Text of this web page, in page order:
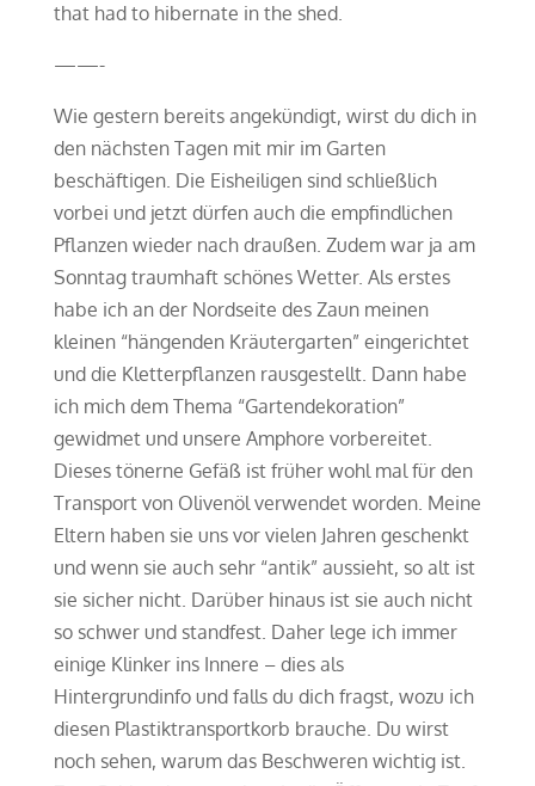
that had to hibernate in the shed.
——-
Wie gestern bereits angekündigt, wirst du dich in
den nächsten Tagen mit mir im Garten
beschäftigen. Die Eisheiligen sind schließlich
vorbei und jetzt dürfen auch die empfindlichen
Pflanzen wieder nach draußen. Zudem war ja am
Sonntag traumhaft schönes Wetter. Als erstes
habe ich an der Nordseite des Zaun meinen
kleinen “hängenden Kräutergarten” eingerichtet
und die Kletterpflanzen rausgestellt. Dann habe
ich mich dem Thema “Gartendekoration”
gewidmet und unsere Amphore vorbereitet.
Dieses tönerne Gefäß ist früher wohl mal für den
Transport von Olivenöl verwendet worden. Meine
Eltern haben sie uns vor vielen Jahren geschenkt
und wenn sie auch sehr “antik” aussieht, so alt ist
sie sicher nicht. Darüber hinaus ist sie auch nicht
so schwer und standfest. Daher lege ich immer
einige Klinker ins Innere – dies als
Hintergrundinfo und falls du dich fragst, wozu ich
diesen Plastiktransportkorb brauche. Du wirst
noch sehen, warum das Beschweren wichtig ist.